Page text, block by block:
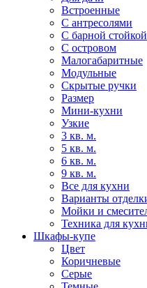
Встроенные
С антресолями
С барной стойкой
С островом
Малогабаритные
Модульные
Скрытые ручки
Размер
Мини-кухни
Узкие
3 кв. м.
5 кв. м.
6 кв. м.
9 кв. м.
Все для кухни
Варианты
Мойки и
Техника для
Шкафы-купе
Цвет
Коричневые
Серые